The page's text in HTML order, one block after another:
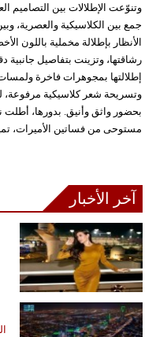
وتنوّعت الإطلالات بين التصاميم
جمع بين الكلاسيكية والعصرية،
الأنظار بإطلالة مخملية باللون
رشاقتها، وتزينت بتفاصيل جانبية
إطلالتها بمجوهرات فاخرة
وتسريحة شعر كلاسيكية مرفوعة،
بحضور واثق وأنيق. بدورها،
مستوحى من فساتين الأميرات،
آخر الأخبار